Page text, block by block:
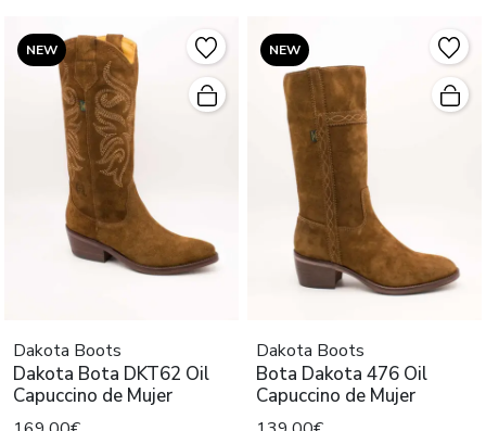
NEW
Dakota Boots
Dakota Bota DKT62 Oil
Capuccino de Mujer
NEW
Dakota Boots
Bota Dakota 476 Oil
Capuccino de Mujer